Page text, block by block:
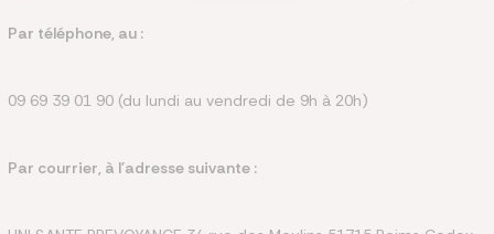
Par téléphone, au :
09 69 39 01 90 (du lundi au vendredi de 9h à 20h)
Par courrier, à l'adresse suivante :